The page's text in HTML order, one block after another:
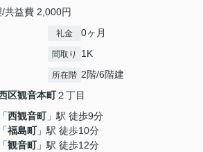
益費 2,000円
礼金 0ヶ月
間取り 1K
所在階 2階/6階建
区観音本町２丁目
「西観音町」駅 徒歩9分
「福島町」駅 徒歩10分
「観音町」駅 徒歩12分